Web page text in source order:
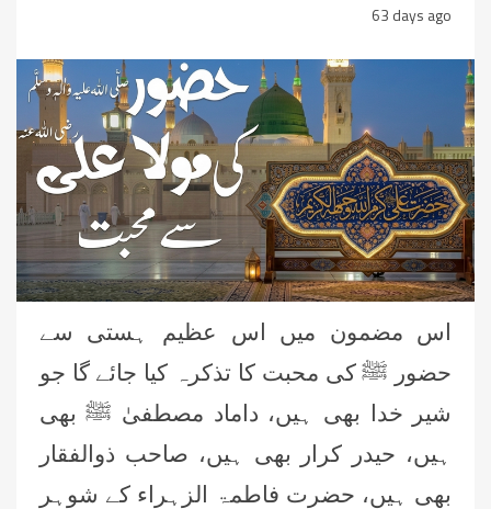
63 days ago
اس مضمون میں اس عظیم ہستی سے
حضور ﷺ کی محبت کا تذکرہ کیا جائے گا جو
شیر خدا بھی ہیں، داماد مصطفیٰ ﷺ بھی
ہیں، حیدر کرار بھی ہیں، صاحب ذوالفقار
بھی ہیں، حضرت فاطمۃ الزہراء کے شوہر